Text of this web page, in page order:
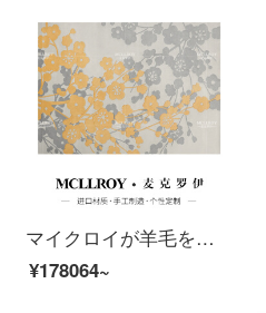
マイクロイが羊毛を輸入した後、現代では簡単で贅沢な風が吹いています。新しい中国式のソファー茶何畳の部屋のベッドルームの毛布がカスタマイズされてじゅうたんM 177-1【上質な輸入羊毛】400 MM*6500 MM
¥178064~